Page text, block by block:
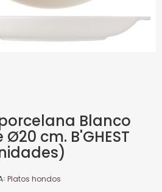
Blanco
cm. B'GHEST
Platos hondos